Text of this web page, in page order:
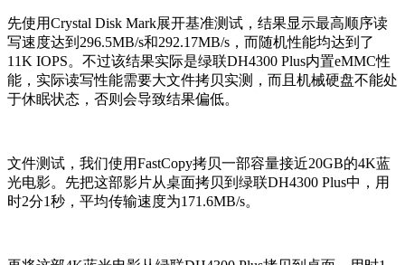
先使用Crystal Disk Mark展开基准测试，结果显示最高顺序读
写速度达到296.5MB/s和292.17MB/s，而随机性能均达到了
11K IOPS。不过该结果实际是绿联DH4300 Plus内置eMMC性
能，实际读写性能需要大文件拷贝实测，而且机械硬盘不能处
于休眠状态，否则会导致结果偏低。
文件测试，我们使用FastCopy拷贝一部容量接近20GB的4K蓝
光电影。先把这部影片从桌面拷贝到绿联DH4300 Plus中，用
时2分1秒，平均传输速度为171.6MB/s。